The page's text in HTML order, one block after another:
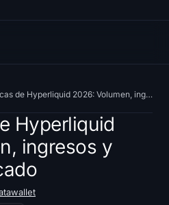
Estadísticas de Hyperliquid 2026: Volumen, ingresos y cuota de mercado
Hyperliquid
ingresos y